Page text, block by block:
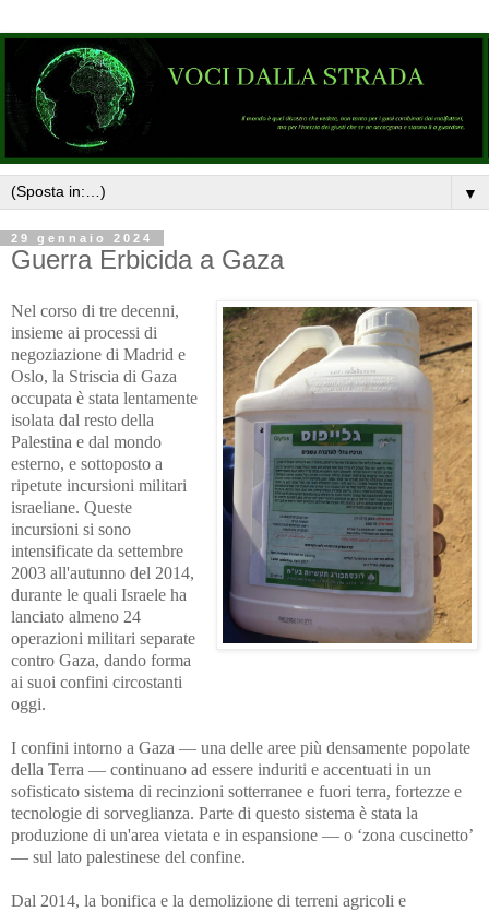
▼
29 gennaio 2024
Guerra Erbicida a Gaza
Nel corso di tre decenni,
insieme ai processi di
negoziazione di Madrid e
Oslo, la Striscia di Gaza
occupata è stata lentamente
isolata dal resto della
Palestina e dal mondo
esterno, e sottoposto a
ripetute incursioni militari
israeliane. Queste
incursioni si sono
intensificate da settembre
2003 all'autunno del 2014,
durante le quali Israele ha
lanciato almeno 24
operazioni militari separate
contro Gaza, dando forma
ai suoi confini circostanti
oggi.
I confini intorno a Gaza — una delle aree più densamente popolate
della Terra — continuano ad essere induriti e accentuati in un
sofisticato sistema di recinzioni sotterranee e fuori terra, fortezze e
tecnologie di sorveglianza. Parte di questo sistema è stata la
produzione di un'area vietata e in espansione — o ‘zona cuscinetto’
— sul lato palestinese del confine.
Dal 2014, la bonifica e la demolizione di terreni agricoli e